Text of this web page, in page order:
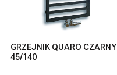
GRZEJNIK QUARO CZARNY
45/140